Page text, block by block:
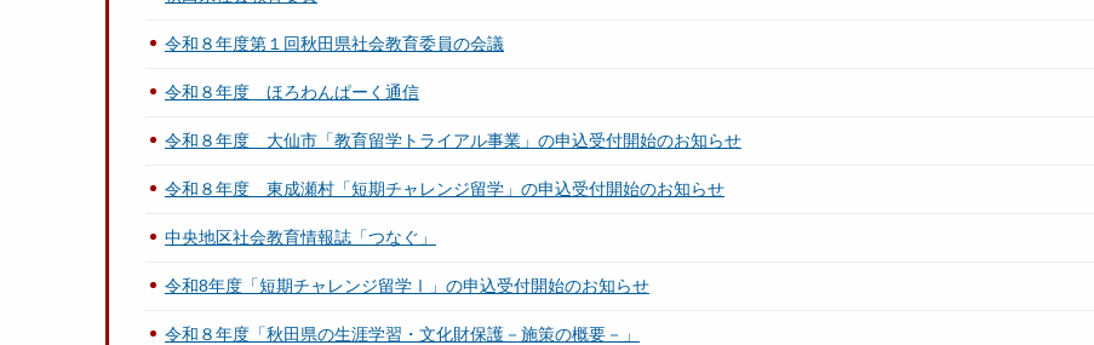
令和８年度第１回秋田県社会教育委員の会議
令和８年度 ほろわんぱーく通信
令和８年度 大仙市「教育留学トライアル事業」の申込受付開始のお知らせ
令和８年度 東成瀬村「短期チャレンジ留学」の申込受付開始のお知らせ
中央地区社会教育情報誌「つなぐ」
令和8年度「短期チャレンジ留学Ⅰ」の申込受付開始のお知らせ
令和８年度「秋田県の生涯学習・文化財保護－施策の概要－」